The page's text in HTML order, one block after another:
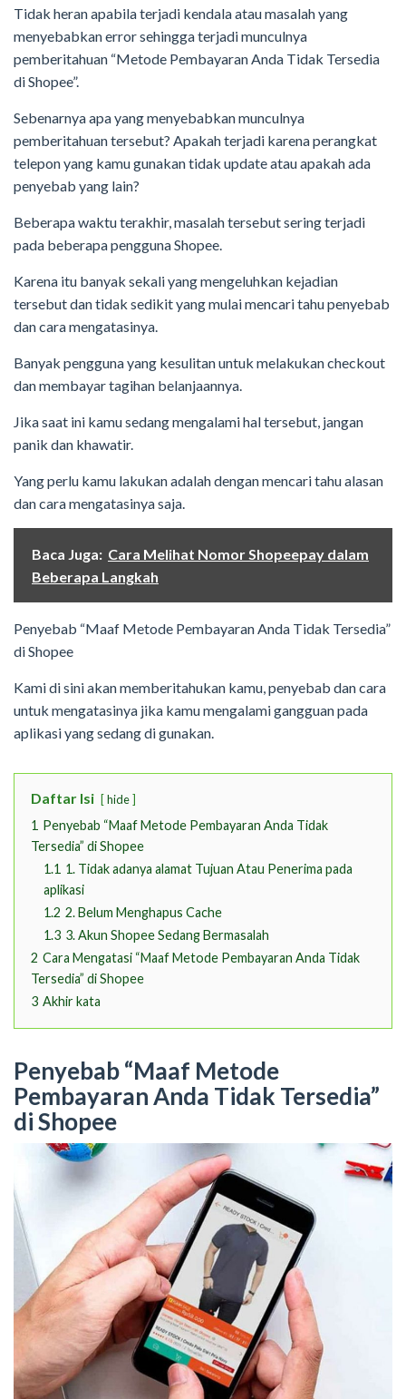
Tidak heran apabila terjadi kendala atau masalah yang
menyebabkan error sehingga terjadi munculnya
pemberitahuan “Metode Pembayaran Anda Tidak Tersedia
di Shopee”.
Sebenarnya apa yang menyebabkan munculnya
pemberitahuan tersebut? Apakah terjadi karena perangkat
telepon yang kamu gunakan tidak update atau apakah ada
penyebab yang lain?
Beberapa waktu terakhir, masalah tersebut sering terjadi
pada beberapa pengguna Shopee.
Karena itu banyak sekali yang mengeluhkan kejadian
tersebut dan tidak sedikit yang mulai mencari tahu penyebab
dan cara mengatasinya.
Banyak pengguna yang kesulitan untuk melakukan checkout
dan membayar tagihan belanjaannya.
Jika saat ini kamu sedang mengalami hal tersebut, jangan
panik dan khawatir.
Yang perlu kamu lakukan adalah dengan mencari tahu alasan
dan cara mengatasinya saja.
Baca Juga: Cara Melihat Nomor Shopeepay dalam
Beberapa Langkah
Penyebab “Maaf Metode Pembayaran Anda Tidak Tersedia”
di Shopee
Kami di sini akan memberitahukan kamu, penyebab dan cara
untuk mengatasinya jika kamu mengalami gangguan pada
aplikasi yang sedang di gunakan.
Daftar Isi hide
1 Penyebab “Maaf Metode Pembayaran Anda Tidak
Tersedia” di Shopee
1.1 1. Tidak adanya alamat Tujuan Atau Penerima pada
aplikasi
1.2 2. Belum Menghapus Cache
1.3 3. Akun Shopee Sedang Bermasalah
2 Cara Mengatasi “Maaf Metode Pembayaran Anda Tidak
Tersedia” di Shopee
3 Akhir kata
Penyebab “Maaf Metode
Pembayaran Anda Tidak Tersedia”
di Shopee